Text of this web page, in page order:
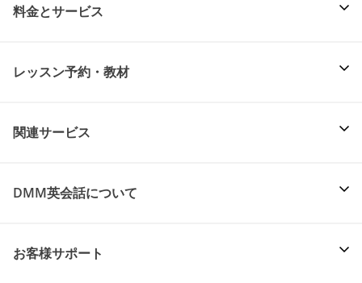
料金とサービス
レッスン予約・教材
関連サービス
DMM英会話について
お客様サポート